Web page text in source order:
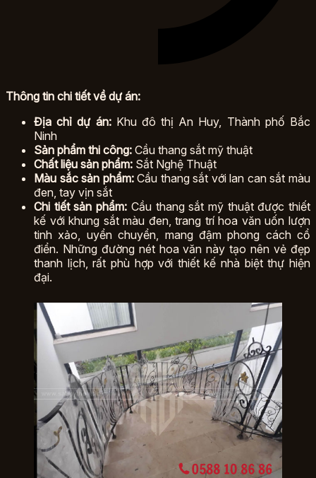
Thông tin chi tiết về dự án:
Địa chỉ dự án:Khu đô thị An Huy, Thành phố Bắc
Ninh
Sản phẩm thi công: Cầu thang sắt mỹ thuật
Chất liệu sản phẩm: Sắt Nghệ Thuật
Màu sắc sản phẩm:Cầu thang sắt với lan can sắt màu
đen, tay vịn sắt
Chi tiết sản phẩm: Cầu thang sắt mỹ thuật được thiết
kế với khung sắt màu đen, trang trí hoa văn uốn lượn
tinh xảo, uyển chuyển, mang đậm phong cách cổ
điển. Những đường nét hoa văn này tạo nên vẻ đẹp
thanh lịch, rất phù hợp với thiết kế nhà biệt thự hiện
đại.